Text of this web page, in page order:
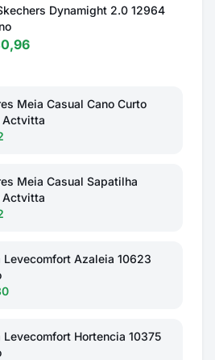
Dynamight 2.0 12964
Meia Casual Cano Curto
Actvitta
Meia Casual Sapatilha
Actvitta
Levecomfort Azaleia 10623
Levecomfort Hortencia 10375